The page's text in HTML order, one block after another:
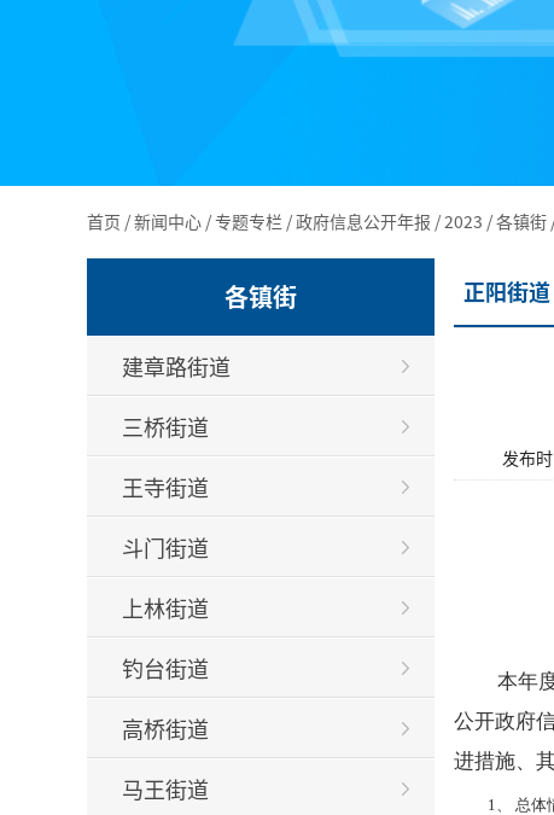
首页 /新闻中心 /专题专栏 /政府信息公开年报 /2023 /各镇街
各镇街
建章路街道
三桥街道
王寺街道
斗门街道
上林街道
钓台街道
高桥街道
马王街道
正阳街道
发布
本年
公开政府
进措施、
1、 总体